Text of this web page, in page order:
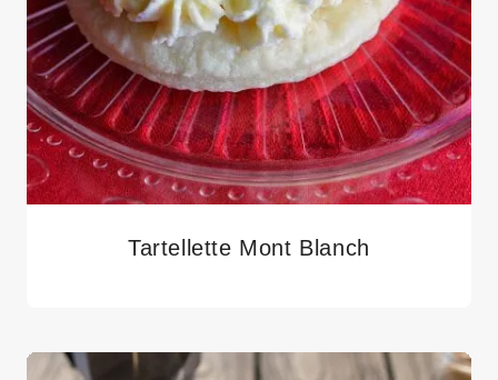
Tartellette Mont Blanch